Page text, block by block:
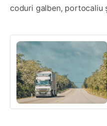
coduri galben, portocaliu